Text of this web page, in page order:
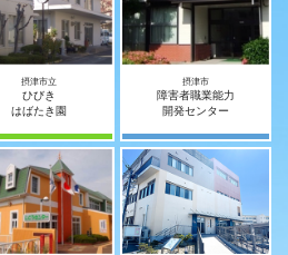
摂津市立
ひびき
はばたき園
摂津市
障害者職業能力
開発センター